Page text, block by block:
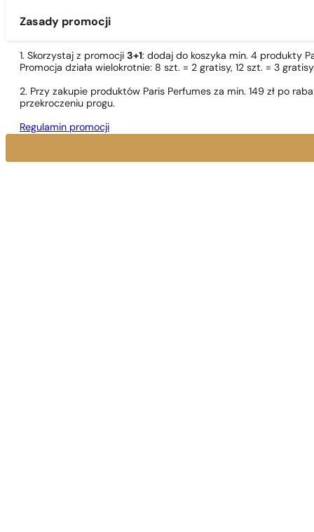
Zasady promocji
1. Skorzystaj z promocji 3+1: dodaj do koszyka min. 4 produkty
Promocja działa wielokrotnie: 8 szt. = 2 gratisy, 12 szt. = 3
2. Przy zakupie produktów Paris Perfumes za min. 149 zł po
przekroczeniu progu.
Regulamin promocji